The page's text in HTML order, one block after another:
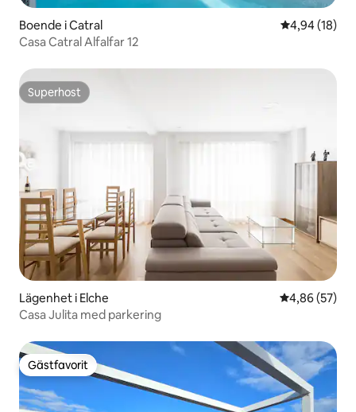
Boende i Catral 4,94 av 5 i
4,94 (18)
Casa Catral Alfalfar 12
Superhost
Superhost
Lägenhet i Elche 4,86 av 5 i
4,86 (57)
Casa Julita med parkering
Gästfavorit
Gästfavorit